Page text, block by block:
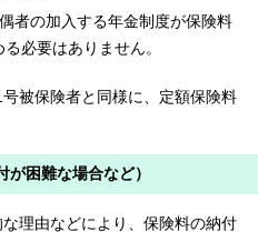
者の加入する年金制度が保険料
必要はありません。
被保険者と同様に、定額保険料
困難な場合など）
理由などにより、保険料の納付